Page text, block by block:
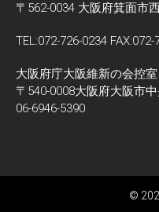
〒562-0034 大阪府箕面市
TEL:072-726-0234 FAX:072-
大阪府庁大阪維新の会控室
〒540-0008大阪府大阪市
06-6946-5390
©